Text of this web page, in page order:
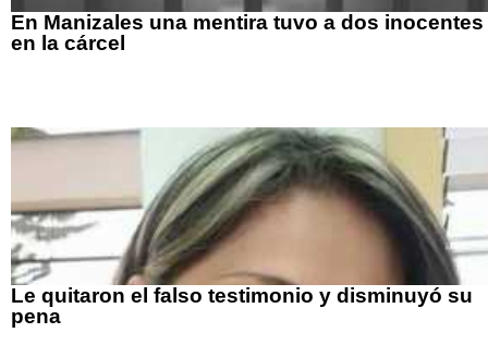
En Manizales una mentira tuvo a dos inocentes
en la cárcel
Le quitaron el falso testimonio y disminuyó su
pena